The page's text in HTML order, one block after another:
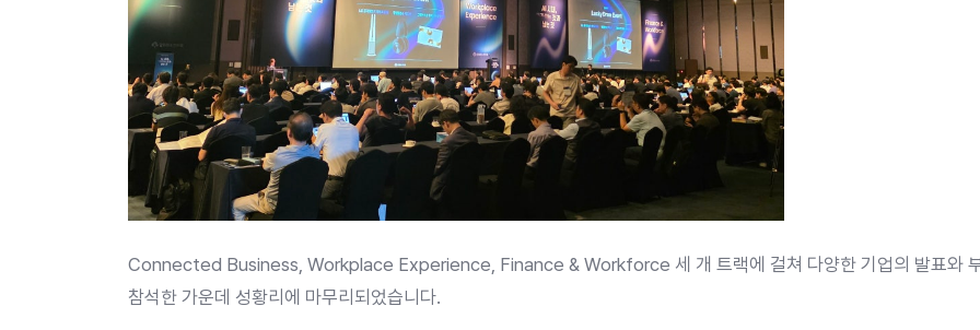
Connected Business, Workplace Experience, Finance & Workforce 세 개 트랙에 걸쳐 다양한 기업의 발표와 부
참석한 가운데 성황리에 마무리되었습니다.